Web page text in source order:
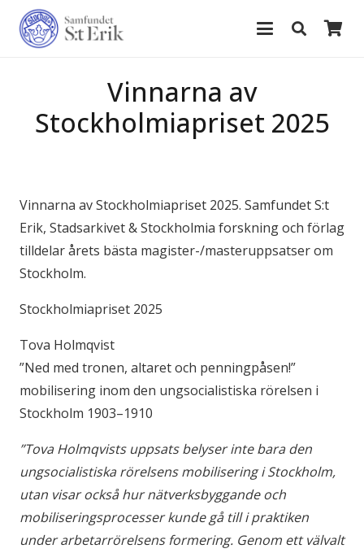
Vinnarna av
Stockholmiapriset 2025
Vinnarna av Stockholmiapriset 2025. Samfundet S:t
Erik, Stadsarkivet & Stockholmia forskning och förlag
tilldelar årets bästa magister-/masteruppsatser om
Stockholm.
Stockholmiapriset 2025
Tova Holmqvist
”Ned med tronen, altaret och penningpåsen!”
mobilisering inom den ungsocialistiska rörelsen i
Stockholm 1903–1910
”Tova Holmqvists uppsats belyser inte bara den
ungsocialistiska rörelsens mobilisering i Stockholm,
utan visar också hur nätverksbyggande och
mobiliseringsprocesser kunde gå till i praktiken
under arbetarrörelsens formering. Genom ett välvalt